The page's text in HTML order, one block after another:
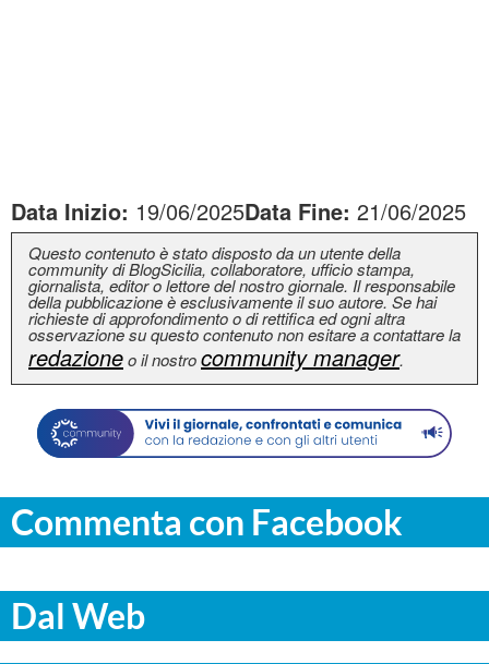
Data Inizio: 19/06/2025Data Fine: 21/06/2025
Questo contenuto è stato disposto da un utente della
community di BlogSicilia, collaboratore, ufficio stampa,
giornalista, editor o lettore del nostro giornale. Il responsabile
della pubblicazione è esclusivamente il suo autore. Se hai
richieste di approfondimento o di rettifica ed ogni altra
osservazione su questo contenuto non esitare a contattare la
redazioneo il nostrocommunity manager.
Commenta con Facebook
Dal Web